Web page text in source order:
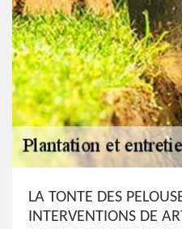
LA TONTE DES
INTERVENTIONS DE